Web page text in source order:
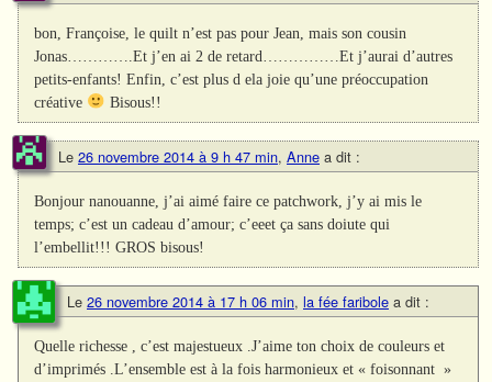
bon, Françoise, le quilt n’est pas pour Jean, mais son cousin
Jonas………….Et j’en ai 2 de retard……………Et j’aurai d’autres
petits-enfants! Enfin, c’est plus d ela joie qu’une préoccupation
créative
Bisous!!
Le 26 novembre 2014 à 9 h 47 min, Anne a dit :
Bonjour nanouanne, j’ai aimé faire ce patchwork, j’y ai mis le
temps; c’est un cadeau d’amour; c’eeet ça sans doiute qui
l’embellit!!! GROS bisous!
Le 26 novembre 2014 à 17 h 06 min, la fée faribole a dit :
Quelle richesse , c’est majestueux .J’aime ton choix de couleurs et
d’imprimés .L’ensemble est à la fois harmonieux et « foisonnant »